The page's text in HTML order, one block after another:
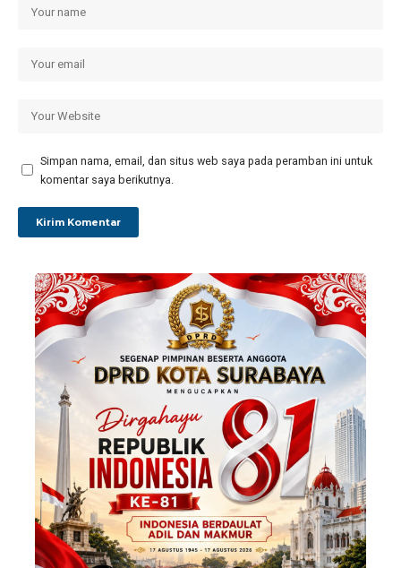
Simpan nama, email, dan situs web saya pada peramban ini untuk
komentar saya berikutnya.